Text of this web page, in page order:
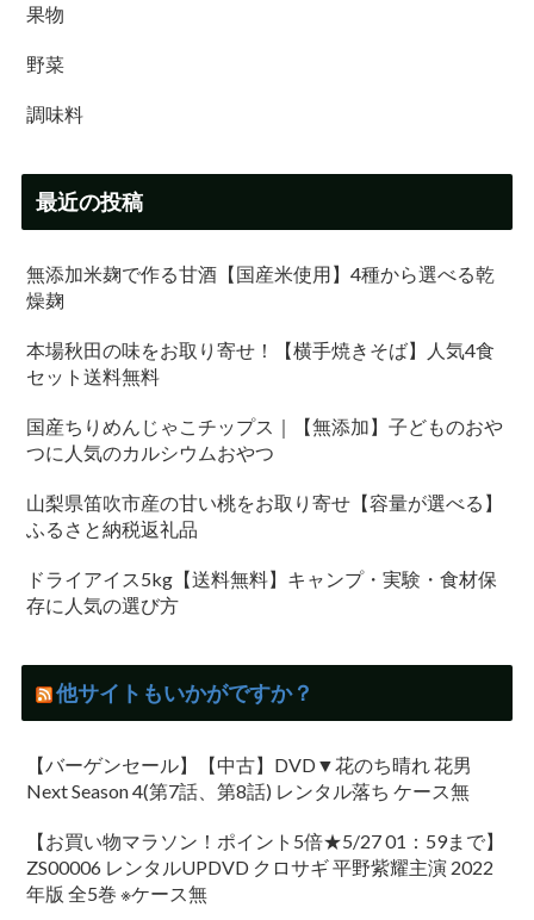
果物
野菜
調味料
最近の投稿
無添加米麹で作る甘酒【国産米使用】4種から選べる乾
燥麹
本場秋田の味をお取り寄せ！【横手焼きそば】人気4食
セット送料無料
国産ちりめんじゃこチップス｜【無添加】子どものおや
つに人気のカルシウムおやつ
山梨県笛吹市産の甘い桃をお取り寄せ【容量が選べる】
ふるさと納税返礼品
ドライアイス5kg【送料無料】キャンプ・実験・食材保
存に人気の選び方
他サイトもいかがですか？
【バーゲンセール】【中古】DVD▼花のち晴れ 花男
Next Season 4(第7話、第8話) レンタル落ち ケース無
【お買い物マラソン！ポイント5倍★5/27 01：59まで】
ZS00006 レンタルUPDVD クロサギ 平野紫耀主演 2022
年版 全5巻 ※ケース無